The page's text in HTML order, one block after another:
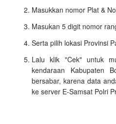
Masukkan nomor Plat &
Masukan 5 digit nomor
Serta pilih lokasi Provinsi
Lalu klik "Cek" untuk
kendaraan Kabupaten
bersabar, karena data
ke server E-Samsat Polri